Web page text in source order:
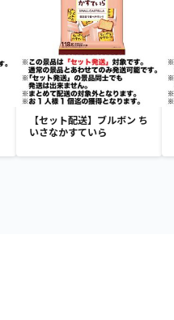
【セット配送】ブルボン ち
いさなかすていら